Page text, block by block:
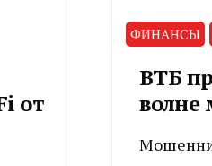
от
ФИНАНСЫ
ВТБ
волне